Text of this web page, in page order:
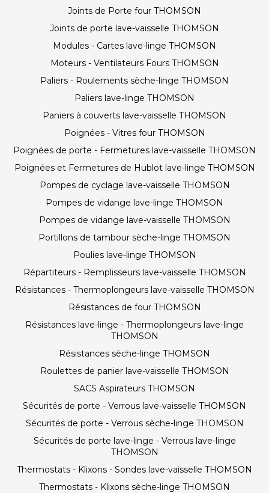
Joints de Porte four THOMSON
Joints de porte lave-vaisselle THOMSON
Modules - Cartes lave-linge THOMSON
Moteurs - Ventilateurs Fours THOMSON
Paliers - Roulements sèche-linge THOMSON
Paliers lave-linge THOMSON
Paniers à couverts lave-vaisselle THOMSON
Poignées - Vitres four THOMSON
Poignées de porte - Fermetures lave-vaisselle THOMSON
Poignées et Fermetures de Hublot lave-linge THOMSON
Pompes de cyclage lave-vaisselle THOMSON
Pompes de vidange lave-linge THOMSON
Pompes de vidange lave-vaisselle THOMSON
Portillons de tambour sèche-linge THOMSON
Poulies lave-linge THOMSON
Répartiteurs - Remplisseurs lave-vaisselle THOMSON
Résistances - Thermoplongeurs lave-vaisselle THOMSON
Résistances de four THOMSON
Résistances lave-linge - Thermoplongeurs lave-linge
THOMSON
Résistances sèche-linge THOMSON
Roulettes de panier lave-vaisselle THOMSON
SACS Aspirateurs THOMSON
Sécurités de porte - Verrous lave-vaisselle THOMSON
Sécurités de porte - Verrous sèche-linge THOMSON
Sécurités de porte lave-linge - Verrous lave-linge
THOMSON
Thermostats - Klixons - Sondes lave-vaisselle THOMSON
Thermostats - Klixons sèche-linge THOMSON